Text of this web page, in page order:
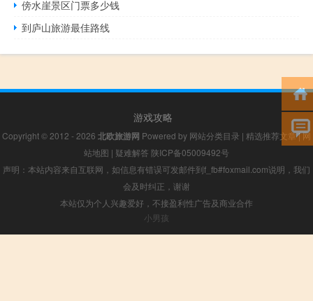
傍水崖景区门票多少钱
到庐山旅游最佳路线
游戏攻略
Copyright © 2012 - 2026 北欧旅游网 Powered by 网站分类目录 | 精选推荐文章|网
站地图 | 疑难解答 陕ICP备05009492号
声明：本站内容来自互联网，如信息有错误可发邮件到f_fb#foxmail.com说明，我们
会及时纠正，谢谢
本站仅为个人兴趣爱好，不接盈利性广告及商业合作
小男孩